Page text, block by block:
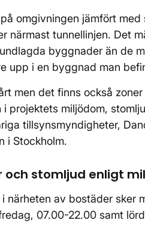
omgivningen jämfört
närmast tunnellinjen. Det
byggnader än de
upp i en byggnad man
men det finns också
projektets miljödom,
tillsynsmyndigheter,
i Stockholm.
stomljud enligt
närheten av bostäder sker
07.00-22.00 samt